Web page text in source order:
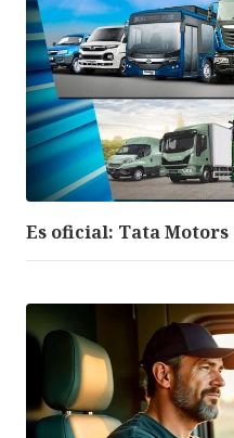
Es oficial: Tata Motors